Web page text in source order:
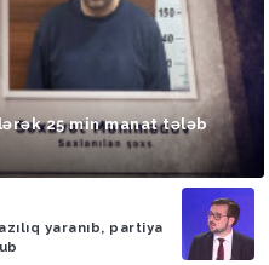
25 min manat tələb
yaranıb, partiya